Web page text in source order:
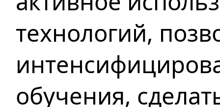
технологий,
обучения,